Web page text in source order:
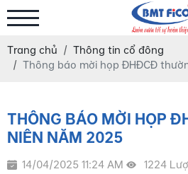
Trang chủ
Thông tin cổ đông
Thông báo mời họp ĐHĐCĐ
THÔNG BÁO MỜI HỌP
NIÊN NĂM 2025
14/04/2025 11:24 AM 1224